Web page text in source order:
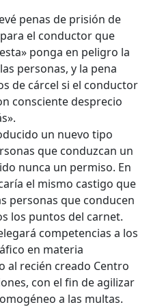
penas de prisión de
el conductor que
ponga en peligro la
personas, y la pena
de cárcel si el conductor
consciente desprecio
un nuevo tipo
que conduzcan un
nunca un permiso. En
el mismo castigo que
personas que conducen
los puntos del carnet.
competencias a los
en materia
al recién creado Centro
con el fin de agilizar
a las multas.